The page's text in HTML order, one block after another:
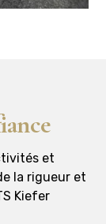
et
la rigueur et
Kiefer